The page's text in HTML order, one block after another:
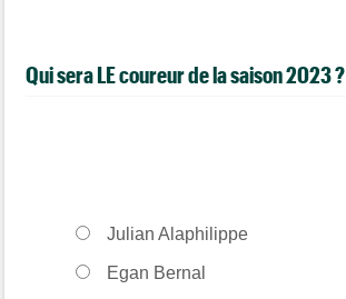
Qui sera LE coureur de la saison 2023 ?
Julian Alaphilippe
Egan Bernal